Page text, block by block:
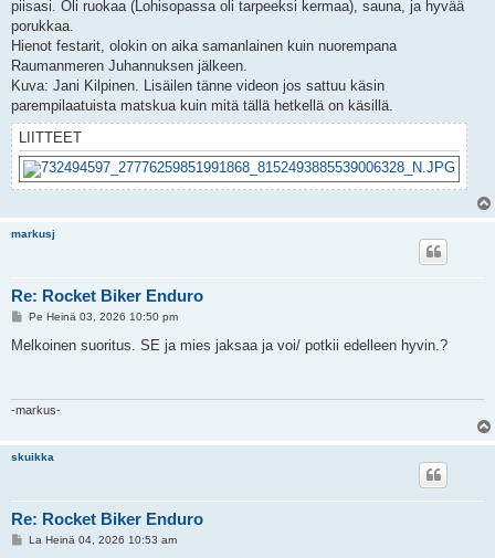
piisasi. Oli ruokaa (Lohisopassa oli tarpeeksi kermaa), sauna, ja hyvää
porukkaa.
Hienot festarit, olokin on aika samanlainen kuin nuorempana
Raumanmeren Juhannuksen jälkeen.
Kuva: Jani Kilpinen. Lisäilen tänne videon jos sattuu käsin
parempilaatuista matskua kuin mitä tällä hetkellä on käsillä.
LIITTEET
markusj
Re: Rocket Biker Enduro
V
e
Pe Heinä 03, 2026 10:50 pm
Melkoinen suoritus. SE ja mies jaksaa ja voi/ potkii edelleen hyvin.?
-markus-
skuikka
Re: Rocket Biker Enduro
VLa Heinä 04, 2026 10:53 am